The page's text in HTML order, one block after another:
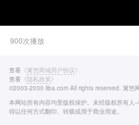
900次播放
查看 《篱笆商城用户协议》
查看 《隐私政策》
©2003-2030 liba.com All rights reserved. 篱笆
本网站所有内容均受版权保护。未经版权所有人
得以任何方式翻印、转载或用于商业用途。